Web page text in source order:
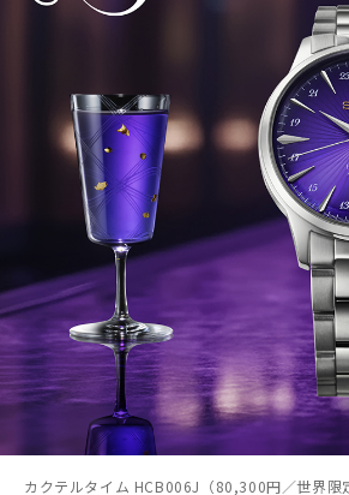
カクテルタイム HCB006J（80,300円／世界限